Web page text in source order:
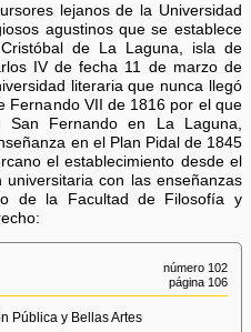
lejanos de la Universidad
agustinos que se establece
de La Laguna, isla de
IV de fecha 11 de marzo de
literaria que nunca llegó
Fernando VII de 1816 por el que
Fernando en La Laguna,
en el Plan Pidal de 1845
el establecimiento desde el
con las enseñanzas
de la Facultad de Filosofía y
número 102
página 106
Pública y Bellas Artes